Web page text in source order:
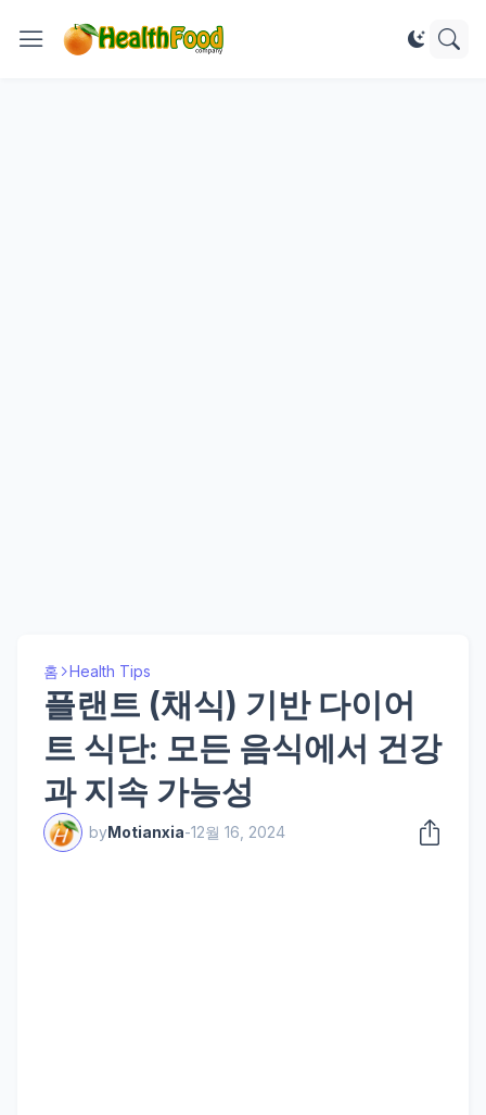
홈 Health Tips
플랜트 (채식) 기반 다이어
트 식단: 모든 음식에서 건강
과 지속 가능성
byMotianxia-12월 16, 2024